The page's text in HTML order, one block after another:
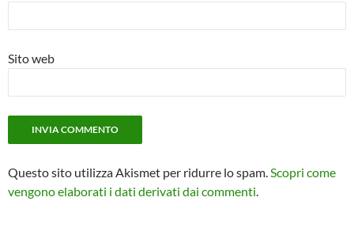
Sito web
Questo sito utilizza Akismet per ridurre lo spam. Scopri come
vengono elaborati i dati derivati dai commenti